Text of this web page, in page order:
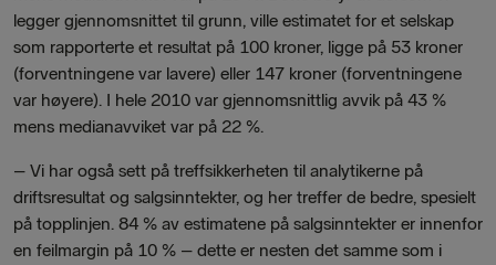
legger gjennomsnittet til grunn, ville estimatet for et selskap
som rapporterte et resultat på 100 kroner, ligge på 53 kroner
(forventningene var lavere) eller 147 kroner (forventningene
var høyere). I hele 2010 var gjennomsnittlig avvik på 43 %
mens medianavviket var på 22 %.
– Vi har også sett på treffsikkerheten til analytikerne på
driftsresultat og salgsinntekter, og her treffer de bedre, spesielt
på topplinjen. 84 % av estimatene på salgsinntekter er innenfor
en feilmargin på 10 % – dette er nesten det samme som i